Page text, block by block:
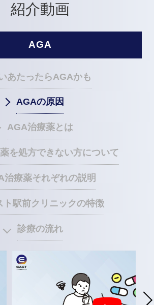
紹介動画
AGA
あたったらAGAかも
AGAの原因
AGA治療薬とは
を処方できない方について
治療薬それぞれの説明
ト駅前クリニックの特徴
診療の流れ